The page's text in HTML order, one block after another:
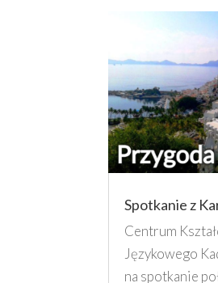
Spotkanie z
Centrum
Językowego
na spotkanie